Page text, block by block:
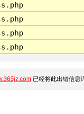
已经将此出错信息